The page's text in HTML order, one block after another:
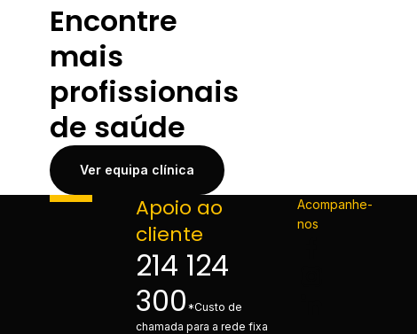
Encontre
mais
profissionais
de saúde
Ver equipa clínica
Apoio ao
cliente
214 124
300 *Custo de
chamada para a rede fixa
Acompanhe-
nos